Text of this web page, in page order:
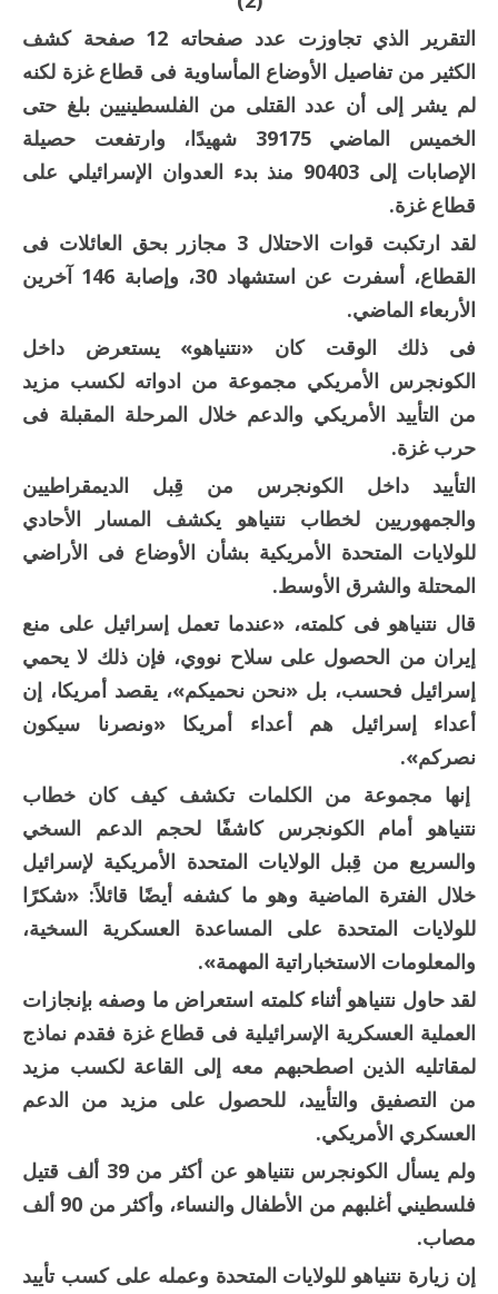
التقرير الذي تجاوزت عدد صفحاته 12 صفحة كشف
الكثير من تفاصيل الأوضاع المأساوية فى قطاع غزة لكنه
لم يشر إلى أن عدد القتلى من الفلسطينيين بلغ حتى
الخميس الماضي 39175 شهيدًا، وارتفعت حصيلة
الإصابات إلى 90403 منذ بدء العدوان الإسرائيلي على
قطاع غزة.
لقد ارتكبت قوات الاحتلال 3 مجازر بحق العائلات فى
القطاع، أسفرت عن استشهاد 30، وإصابة 146 آخرين
الأربعاء الماضي.
فى ذلك الوقت كان «نتنياهو» يستعرض داخل
الكونجرس الأمريكي مجموعة من ادواته لكسب مزيد
من التأييد الأمريكي والدعم خلال المرحلة المقبلة فى
حرب غزة.
التأييد داخل الكونجرس من قِبل الديمقراطيين
والجمهوريين لخطاب نتنياهو يكشف المسار الأحادي
للولايات المتحدة الأمريكية بشأن الأوضاع فى الأراضي
المحتلة والشرق الأوسط.
قال نتنياهو فى كلمته، «عندما تعمل إسرائيل على منع
إيران من الحصول على سلاح نووي، فإن ذلك لا يحمي
إسرائيل فحسب، بل «نحن نحميكم»، يقصد أمريكا، إن
أعداء إسرائيل هم أعداء أمريكا «ونصرنا سيكون
نصركم».
إنها مجموعة من الكلمات تكشف كيف كان خطاب
نتنياهو أمام الكونجرس كاشفًا لحجم الدعم السخي
والسريع من قِبل الولايات المتحدة الأمريكية لإسرائيل
خلال الفترة الماضية وهو ما كشفه أيضًا قائلاً: «شكرًا
للولايات المتحدة على المساعدة العسكرية السخية،
والمعلومات الاستخباراتية المهمة».
لقد حاول نتنياهو أثناء كلمته استعراض ما وصفه بإنجازات
العملية العسكرية الإسرائيلية فى قطاع غزة فقدم نماذج
لمقاتليه الذين اصطحبهم معه إلى القاعة لكسب مزيد
من التصفيق والتأييد، للحصول على مزيد من الدعم
العسكري الأمريكي.
ولم يسأل الكونجرس نتنياهو عن أكثر من 39 ألف قتيل
فلسطيني أغلبهم من الأطفال والنساء، وأكثر من 90 ألف
مصاب.
إن زيارة نتنياهو للولايات المتحدة وعمله على كسب تأييد